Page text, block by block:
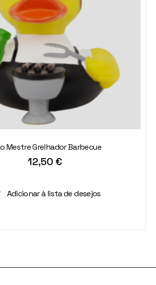
Mestre Grelhador Barbecue
12,50 €
Adicionar à lista de desejos